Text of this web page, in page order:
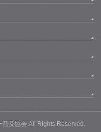
普及協会All Rights Reserved.